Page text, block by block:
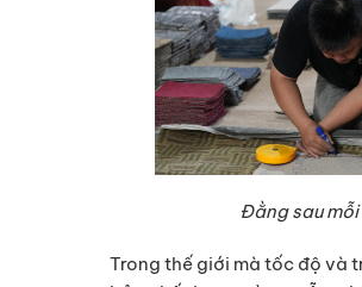
Đằng sau
Trong thế giới mà tốc độ và